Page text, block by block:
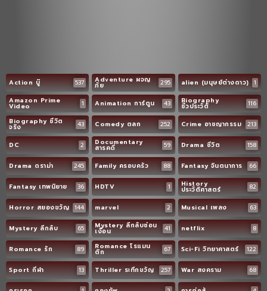
Action บู๊ 537 Adventure ผจญ
ภัย 295 alien (มนุษย์ต่างดาว) 1
Amazon Prime
Video 1 Animation การ์ตูน 43 Biography
ชีวประวัติ
116
Biography ชีวิต
จริง 43 Comedy ตลก 252 Crime อาชญากรรม 213
DC 2 Documentary
สารคดี 59 Drama ชีวิต 158
Drama ดราม่า 245 Family ครอบครัว 88 Fantasy จินตนาการ 66
Fantasy เทพนิยาย 36 HDTV 1 History
ประวัติศาสตร์ 82
Horror สยองขวัญ 144 marvel 2 Musical เพลง 63
Mystery ลึกลับ 65 Mystery ลึกลับซ่อน
เงื่อน 41 netflix 8
Romance รัก 89 Romance โรแมน
ติก 67 Sci-Fi วิทยาศาสตร์ 122
Sport กีฬา 13 Thriller ระทึกขวัญ 257 War สงคราม 68